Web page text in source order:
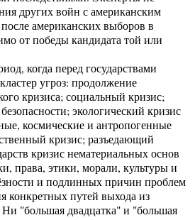
других войн с американским
американских выборов в
от победы кандидата той или
когда перед государствами
угроз: продолжение
кризиса; социальный кризис;
экологический кризис
космические и антропогенные
кризис; разъедающий
кризис нематериальных основ
права, этики, морали, культуры и
и подлинных причин проблем
конкретных путей выхода из
"большая двадцатка" и "большая